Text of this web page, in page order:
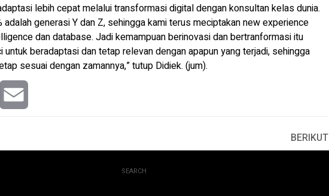
lebih cepat melalui transformasi digital dengan konsultan kelas dunia.
adalah generasi Y dan Z, sehingga kami terus meciptakan new experience
dan database. Jadi kemampuan berinovasi dan bertranformasi itu
untuk beradaptasi dan tetap relevan dengan apapun yang terjadi, sehingga
sesuai dengan zamannya,” tutup Didiek. (jum).
BERIKUT
SEARCH